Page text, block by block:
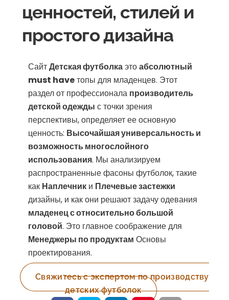
ценностей, стилей и
простого дизайна
СайтДетская футболкаэтоабсолютный
must haveтопы для младенцев. Этот
раздел от профессионала производитель
детской одежды с точки зрения
перспективы, определяет ее основную
ценность: Высочайшая универсальность и
возможность многослойного
использования. Мы анализируем
распространенные фасоны футболок, такие
как Наплечник и Плечевые застежки
дизайны, и как они решают задачу одевания
младенец с относительно большой
головой. Это главное соображение для
Менеджеры по продуктам Основы
проектирования.
Свяжитесь с экспертом по производству
детских футболок